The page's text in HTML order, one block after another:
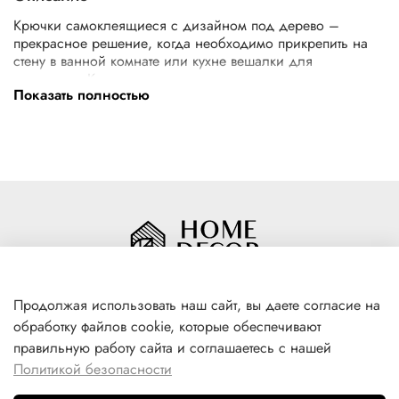
Крючки самоклеящиеся с дизайном под дерево –
прекрасное решение, когда необходимо прикрепить на
стену в ванной комнате или кухне вешалки для
полотенец. Крючки отлично клеятся и снимаются, не
оставляя после себя пятен и повреждённых обоев.
Показать полностью
+7(996) 316 00 81
г. Якутск, ул. Лермонтова 102
Продолжая использовать наш сайт, вы даете согласие на
обработку файлов cookie, которые обеспечивают
правильную работу сайта и соглашаетесь с нашей
Политикой безопасности